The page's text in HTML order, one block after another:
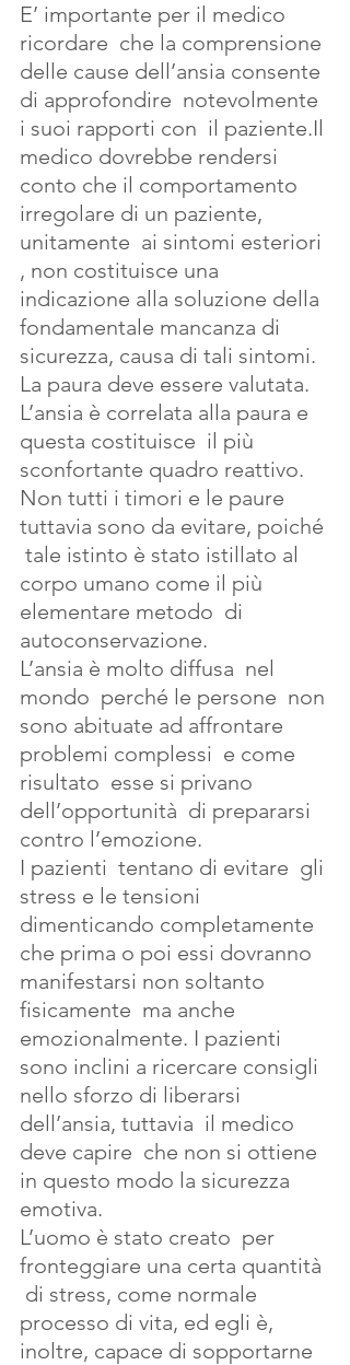
E’ importante per il medico
ricordare  che la comprensione
delle cause dell’ansia consente
di approfondire  notevolmente
i suoi rapporti con  il paziente.Il
medico dovrebbe rendersi
conto che il comportamento
irregolare di un paziente,
unitamente  ai sintomi esteriori
, non costituisce una
indicazione alla soluzione della
fondamentale mancanza di
sicurezza, causa di tali sintomi.
La paura deve essere valutata.
L’ansia è correlata alla paura e
questa costituisce  il più
sconfortante quadro reattivo.
Non tutti i timori e le paure
tuttavia sono da evitare, poiché
tale istinto è stato istillato al
corpo umano come il più
elementare metodo  di
autoconservazione.
L’ansia è molto diffusa  nel
mondo  perché le persone  non
sono abituate ad affrontare
problemi complessi  e come
risultato  esse si privano
dell’opportunità  di prepararsi
contro l’emozione.
I pazienti  tentano di evitare  gli
stress e le tensioni
dimenticando completamente
che prima o poi essi dovranno
manifestarsi non soltanto
fisicamente  ma anche
emozionalmente. I pazienti
sono inclini a ricercare consigli
nello sforzo di liberarsi
dell’ansia, tuttavia  il medico
deve capire  che non si ottiene
in questo modo la sicurezza
emotiva.
L’uomo è stato creato  per
fronteggiare una certa quantità
di stress, come normale
processo di vita, ed egli è,
inoltre, capace di sopportarne